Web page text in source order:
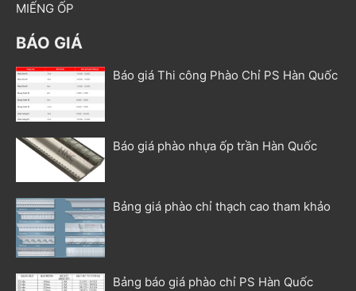
MIẾNG ỐP
BÁO GIÁ
Báo giá Thi công Phào Chỉ PS Hàn Quốc
Báo giá phào nhựa ốp trần Hàn Quốc
Bảng giá phào chỉ thạch cao tham khảo
Bảng báo giá phào chỉ PS Hàn Quốc